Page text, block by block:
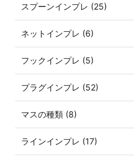
スプーンインプレ (25)
ネットインプレ (6)
フックインプレ (5)
プラグインプレ (52)
マスの種類 (8)
ラインインプレ (17)